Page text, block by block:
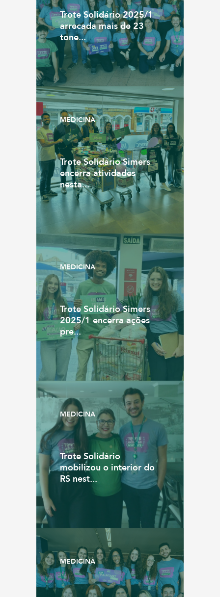
Trote Solidário 2025/1
arrecada mais de 23
tone...
MEDICINA
Trote Solidário Simers
encerra atividades
nesta...
MEDICINA
Trote Solidário Simers
2025/1 encerra ações
pre...
MEDICINA
Trote Solidário
mobilizou o interior do
RS nest...
MEDICINA